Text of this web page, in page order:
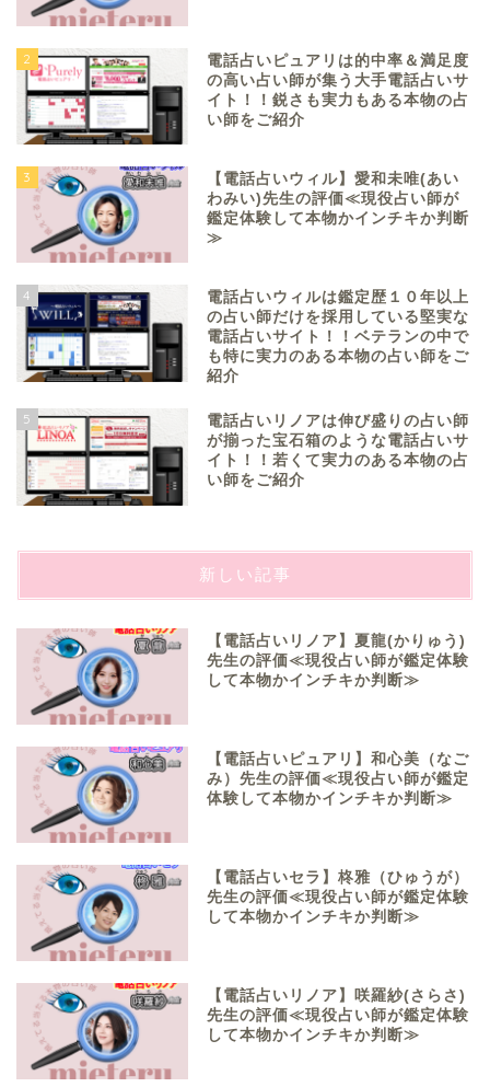
2
電話占いピュアリは的中率＆満足度
の高い占い師が集う大手電話占いサ
イト！！鋭さも実力もある本物の占
い師をご紹介
3
【電話占いウィル】愛和未唯(あい
わみい)先生の評価≪現役占い師が
鑑定体験して本物かインチキか判断
≫
4
電話占いウィルは鑑定歴１０年以上
の占い師だけを採用している堅実な
電話占いサイト！！ベテランの中で
も特に実力のある本物の占い師をご
紹介
5
電話占いリノアは伸び盛りの占い師
が揃った宝石箱のような電話占いサ
イト！！若くて実力のある本物の占
い師をご紹介
新しい記事
【電話占いリノア】夏龍(かりゅう)
先生の評価≪現役占い師が鑑定体験
して本物かインチキか判断≫
【電話占いピュアリ】和心美（なご
み）先生の評価≪現役占い師が鑑定
体験して本物かインチキか判断≫
【電話占いセラ】柊雅（ひゅうが）
先生の評価≪現役占い師が鑑定体験
して本物かインチキか判断≫
【電話占いリノア】咲羅紗(さらさ)
先生の評価≪現役占い師が鑑定体験
して本物かインチキか判断≫